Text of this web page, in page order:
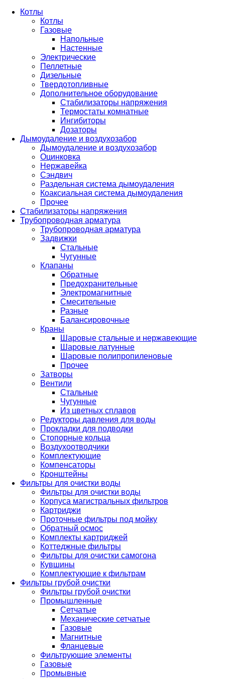
Котлы
Котлы
Газовые
Напольные
Настенные
Электрические
Пеллетные
Дизельные
Твердотопливные
Дополнительное оборудование
Стабилизаторы напряжения
Термостаты комнатные
Ингибиторы
Дозаторы
Дымоудаление и воздухозабор
Дымоудаление и воздухозабор
Оцинковка
Нержавейка
Сэндвич
Раздельная система дымоудаления
Коаксиальная система дымоудаления
Прочее
Стабилизаторы напряжения
Трубопроводная арматура
Трубопроводная арматура
Задвижки
Стальные
Чугунные
Клапаны
Обратные
Предохранительные
Электромагнитные
Смесительные
Разные
Балансировочные
Краны
Шаровые стальные и нержавеющие
Шаровые латунные
Шаровые полипропиленовые
Прочее
Затворы
Вентили
Стальные
Чугунные
Из цветных сплавов
Редукторы давления для воды
Прокладки для подводки
Стопорные кольца
Воздухоотводчики
Комплектующие
Компенсаторы
Кронштейны
Фильтры для очистки воды
Фильтры для очистки воды
Корпуса магистральных фильтров
Картриджи
Проточные фильтры под мойку
Обратный осмос
Комплекты картриджей
Коттеджные фильтры
Фильтры для очистки самогона
Кувшины
Комплектующие к фильтрам
Фильтры грубой очистки
Фильтры грубой очистки
Промышленные
Сетчатые
Механические сетчатые
Газовые
Магнитные
Фланцевые
Фильтрующие элементы
Газовые
Промывные